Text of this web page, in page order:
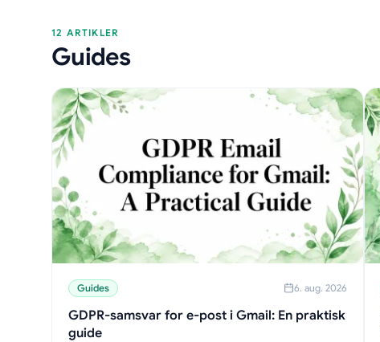
12 ARTIKLER
Guides
Guides 6. aug. 2026
GDPR-samsvar for e-post i Gmail: En praktisk
guide